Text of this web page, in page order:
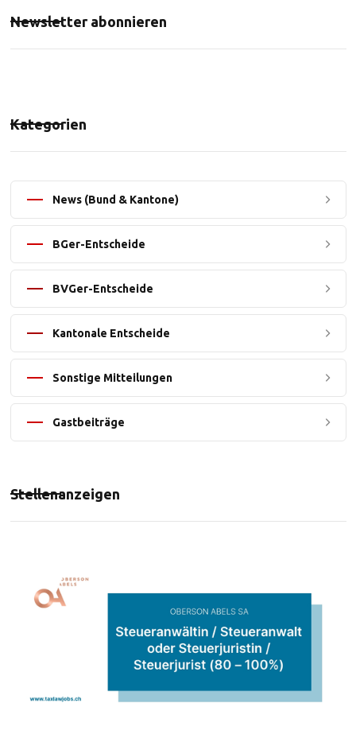
Newsletter abonnieren
Kategorien
News (Bund & Kantone)
BGer-Entscheide
BVGer-Entscheide
Kantonale Entscheide
Sonstige Mitteilungen
Gastbeiträge
Stellenanzeigen